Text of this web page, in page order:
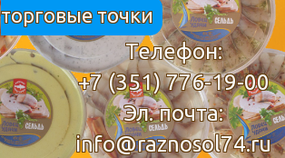
торговые точки
Телефон:
+7 (351) 776-19-00
Эл. почта:
info@raznosol74.ru